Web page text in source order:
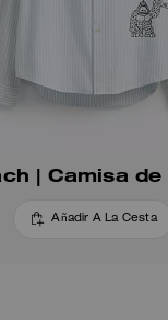
Añadir A La Cesta